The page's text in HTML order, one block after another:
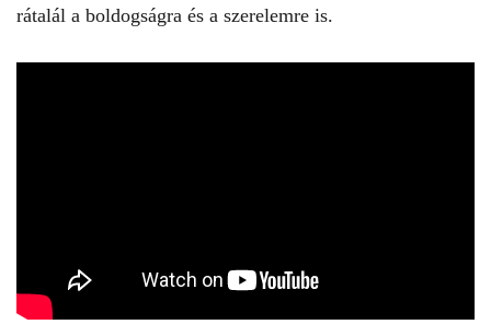
rátalál a boldogságra és a szerelemre is.